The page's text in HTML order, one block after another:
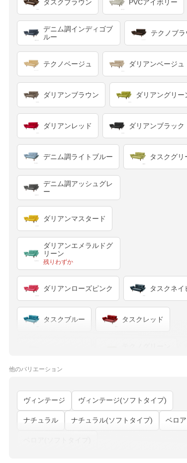
タスクブラウン PVCアイボリー
デニム調インディゴブ
ルー
テクノブラ
テクノベージュ ダリアンベージュ
ダリアンブラウン ダリアングリー
ダリアンレッド ダリアンブラック
デニム調ライトブルー タスクグリ
デニム調アッシュグレ
ー
ダリアンマスタード
ダリアンエメラルドグ
リーン
残りわずか
ダリアンローズピンク タスクネイ
タスクブルー タスクレッド
他のバリエーション
ヴィンテージ ヴィンテージ(ソフトタイプ)
ナチュラル ナチュラル(ソフトタイプ) ベロア